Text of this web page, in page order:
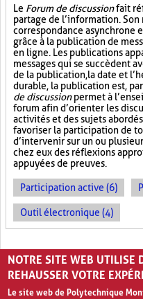
Le Forum de discussionfait
partage de l’information.
correspondance asynchrone
grâce à la publication de
en ligne. Les publications
messages qui se succèdent
de la publication, la date et
durable, la publication est,
de discussionpermet à
forum afin d’orienter les
activités et des sujets
favoriser la participation de
d’intervenir sur un ou
chez eux des réflexions
appuyées de preuves.
Participation active (6)
Outil électronique (4)
PAGES
« ‹ 1 2 3
NOTRE SITE WEB UTILISE
REHAUSSER VOTRE
Le site web de Polytechnique